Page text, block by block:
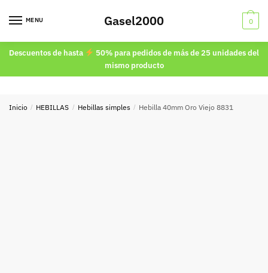
MENU Gasel2000 0
Descuentos de hasta
50% para pedidos de más de 25 unidades del
mismo producto
Inicio / HEBILLAS / Hebillas simples / Hebilla 40mm Oro Viejo 8831